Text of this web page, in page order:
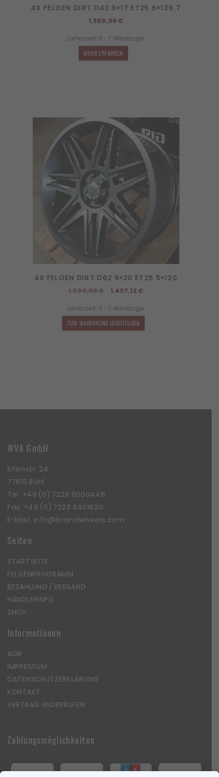
4X FELGEN DIRT D42 9×17 ET25 6×139,7
1.399,00€
Lieferzeit: 3 - 7 Werktage
MEHR ERFAHREN
4X FELGEN DIRT D62 9×20 ET25 5×120
1.599,00€
Ursprünglicher
war:
1.599,00 €
1.407,12 €Aktueller
ist:
Lieferzeit: 3 - 7 Werktage
ZUM WARENKORB HINZUFÜGEN
WVA GmbH
Erlenstr. 24
77815 Bühl
Tel: +49 (0) 7223 8000448
Fax: +49 (0) 7223 8301630
E-Mail: info@brandwheels.com
Seiten
STARTSEITE
FELGENPROGRAMM
BEZAHLUNG / VERSAND
HÄNDLERINFO
SHOP
Informationen
AGB
IMPRESSUM
DATENSCHUTZERKLÄRUNG
KONTAKT
VERTRAG WIDERRUFEN
Zahlungsmöglichkeiten